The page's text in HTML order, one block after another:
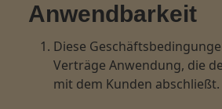
Anwendbarkeit
Diese
Verträge Anwendung, die
mit dem Kunden abschließt.